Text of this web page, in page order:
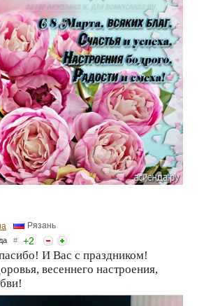
Рязань
# +2
И Вас с праздником!
весеннего настроения,